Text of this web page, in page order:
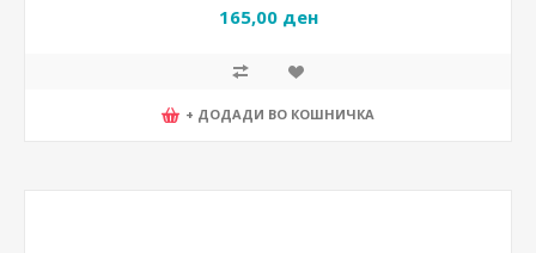
165,00 ден
+ ДОДАДИ ВО КОШНИЧКА